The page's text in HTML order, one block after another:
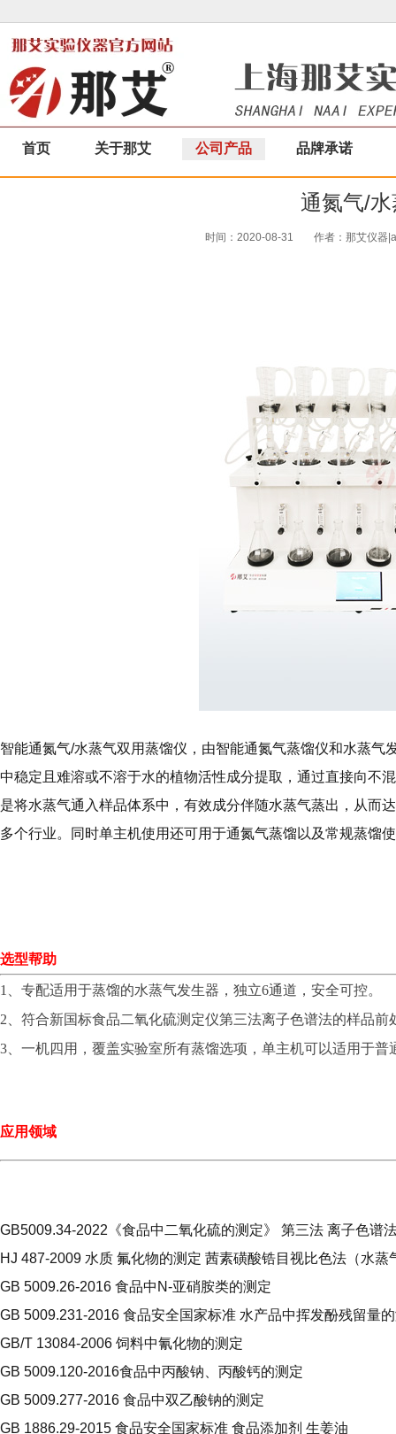
首页 关于那艾 公司产品 品牌承诺
通氮气/
时间：2020-08-31 作者：那艾仪器
智能通氮气/水蒸气双用蒸馏仪，由智能通氮气蒸馏仪和水蒸
中稳定且难溶或不溶于水的植物活性成分提取，通过直接向不
是将水蒸气通入样品体系中，有效成分伴随水蒸气蒸出，从而
多个行业。同时单主机使用还可用于通氮气蒸馏以及常规蒸馏
选型帮助
1、专配适用于蒸馏的水蒸气发生器，独立6通道，安全可控。
2、符合新国标食品二氧化硫测定仪第三法离子色谱法的样品前
3、一机四用，覆盖实验室所有蒸馏选项，单主机可以适用于
应用领域
GB5009.34-2022《食品中二氧化硫的测定》 第三法 离子色谱
HJ 487-2009 水质 氟化物的测定 茜素磺酸锆目视比色法（水蒸
GB 5009.26-2016 食品中N-亚硝胺类的测定
GB 5009.231-2016 食品安全国家标准 水产品中挥发酚残留量
GB/T 13084-2006 饲料中氰化物的测定
GB 5009.120-2016食品中丙酸钠、丙酸钙的测定
GB 5009.277-2016 食品中双乙酸钠的测定
GB 1886.29-2015 食品安全国家标准 食品添加剂 生姜油